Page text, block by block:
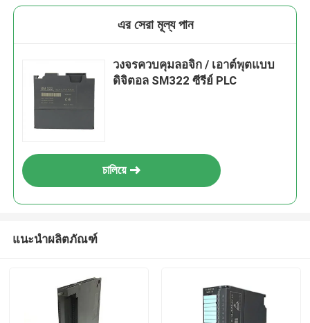
এর সেরা মূল্য পান
วงจรควบคุมลอจิก / เอาต์พุตแบบ
ดิจิตอล SM322 ซีรีย์ PLC
চালিয়ে
แนะนำผลิตภัณฑ์